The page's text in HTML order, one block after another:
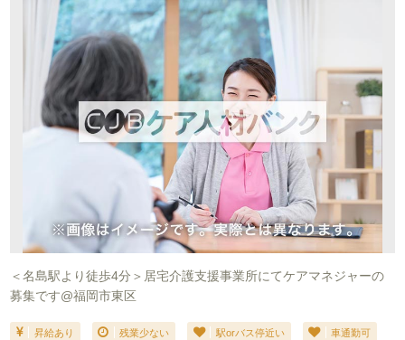
＜名島駅より徒歩4分＞居宅介護支援事業所にてケアマネジャーの
募集です@福岡市東区
昇給あり 残業少ない 駅orバス停近い 車通勤可